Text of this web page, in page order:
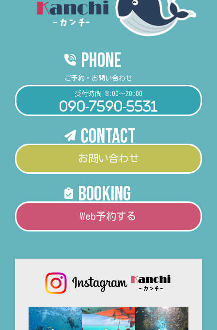
PHONE
ご予約・お問い合わせ
受付時間 8:00～20:00
090-7590-5531
Contact
お問い合わせ
booking
Web予約する